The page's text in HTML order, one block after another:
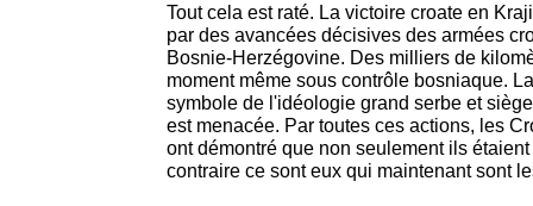
Tout cela est raté. La victoire croate en
par des avancées décisives des armées
Bosnie-Herzégovine. Des milliers de
moment même sous contrôle bosniaque.
symbole de l'idéologie grand serbe et
est menacée. Par toutes ces actions, les
ont démontré que non seulement ils
contraire ce sont eux qui maintenant sont